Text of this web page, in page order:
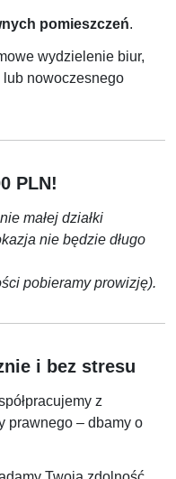
pomieszczeń.
wydzielenie biur,
lub nowoczesnego
PLN!
małej działki
nie będzie długo
pobieramy prowizję).
i bez stresu
z
prawnego – dbamy o